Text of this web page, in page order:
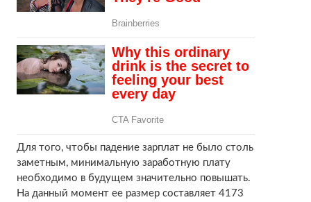
Для того, чтобы падение зарплат не было столь
заметным, минимальную заработную плату
необходимо в будущем значительно повышать.
На данный момент ее размер составляет 4173